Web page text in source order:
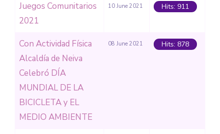
Juegos Comunitarios
2021
10 June 2021 Hits: 911
Con Actividad Física
Alcaldía de Neiva
Celebró DÍA
MUNDIAL DE LA
BICICLETA y EL
MEDIO AMBIENTE
08 June 2021 Hits: 878